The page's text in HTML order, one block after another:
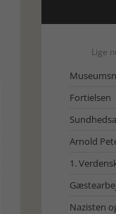
Lige
Fortielsen
Arnold
1.
Nazisten